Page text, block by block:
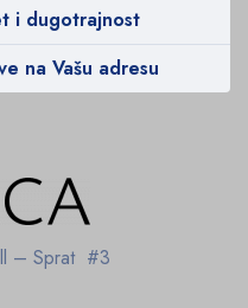
i dugotrajnost
na Vašu adresu
– Sprat #3